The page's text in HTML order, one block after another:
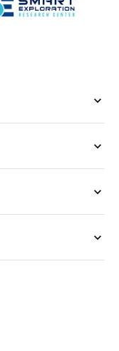
keyboard_arrow_down
keyboard_arrow_down
keyboard_arrow_down
keyboard_arrow_down